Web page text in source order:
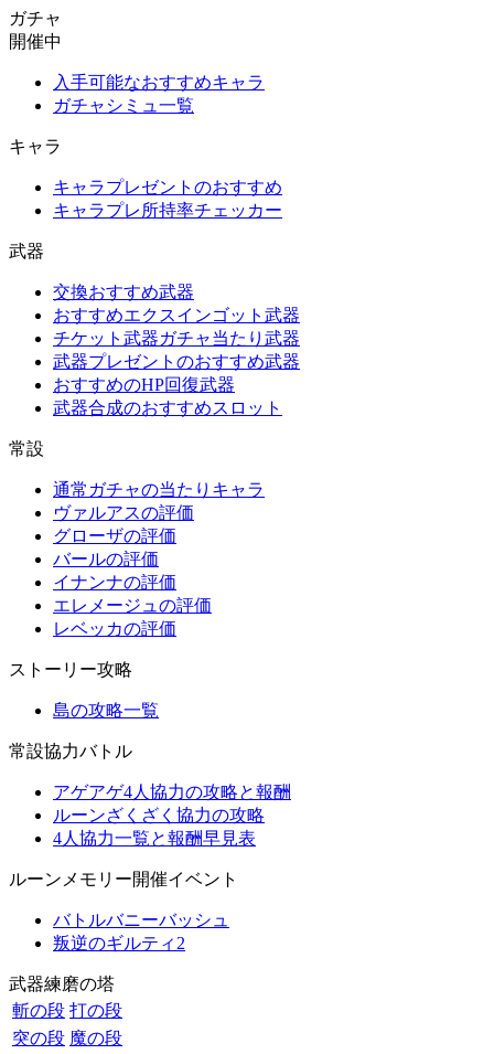
ガチャ
開催中
入手可能なおすすめキャラ
ガチャシミュ一覧
キャラ
キャラプレゼントのおすすめ
キャラプレ所持率チェッカー
武器
交換おすすめ武器
おすすめエクスインゴット武器
チケット武器ガチャ当たり武器
武器プレゼントのおすすめ武器
おすすめのHP回復武器
武器合成のおすすめスロット
常設
通常ガチャの当たりキャラ
ヴァルアスの評価
グローザの評価
バールの評価
イナンナの評価
エレメージュの評価
レベッカの評価
ストーリー攻略
島の攻略一覧
常設協力バトル
アゲアゲ4人協力の攻略と報酬
ルーンざくざく協力の攻略
4人協力一覧と報酬早見表
ルーンメモリー開催イベント
バトルバニーバッシュ
叛逆のギルティ2
武器練磨の塔
斬の段 打の段
突の段 魔の段